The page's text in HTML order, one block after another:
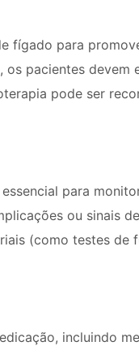
fígado para
os pacientes devem
pode ser
para
ou sinais
(como testes de
incluindo